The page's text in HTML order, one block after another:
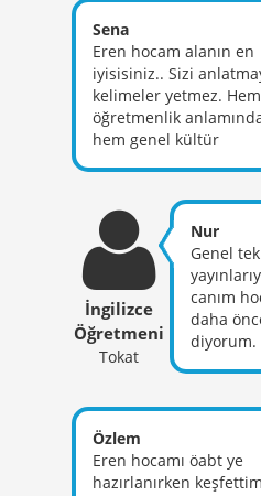
inşallah en yakın
zamanda sizinle
yüzyüze tanışmak
dileğiyle allah razı olsun
sizden çok hayır
işlediniz ... hakkınızı
helal ediniz hocam.
Sena
Eren hocam alanın en
iyisisiniz.. Sizi
kelimeler yetmez. Hem
öğretmenlik
hem genel kültür
tanıyanlar bilir. İdolüm
oldunuz her konuda..
Duruşunuz , kaliteniz
takdire şayan
iyi ki yollarımız
kesişmiş..
İngilizce
Öğretmeni
Tokat
Nur
Genel
canım
daha
diyorum.
yapıyor.
mi
diyorum
Özlem
Eren hocamı öabt ye
hazırlanırken keşfettim